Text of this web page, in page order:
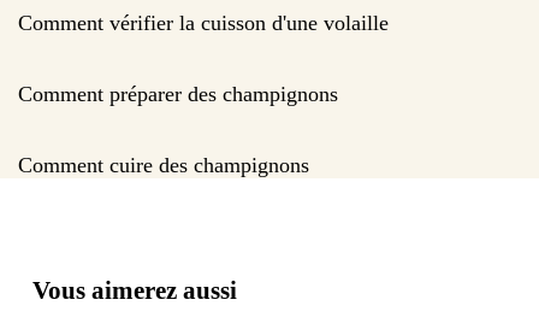
Comment vérifier la cuisson d'une volaille
Comment préparer des champignons
Comment cuire des champignons
Vous aimerez aussi